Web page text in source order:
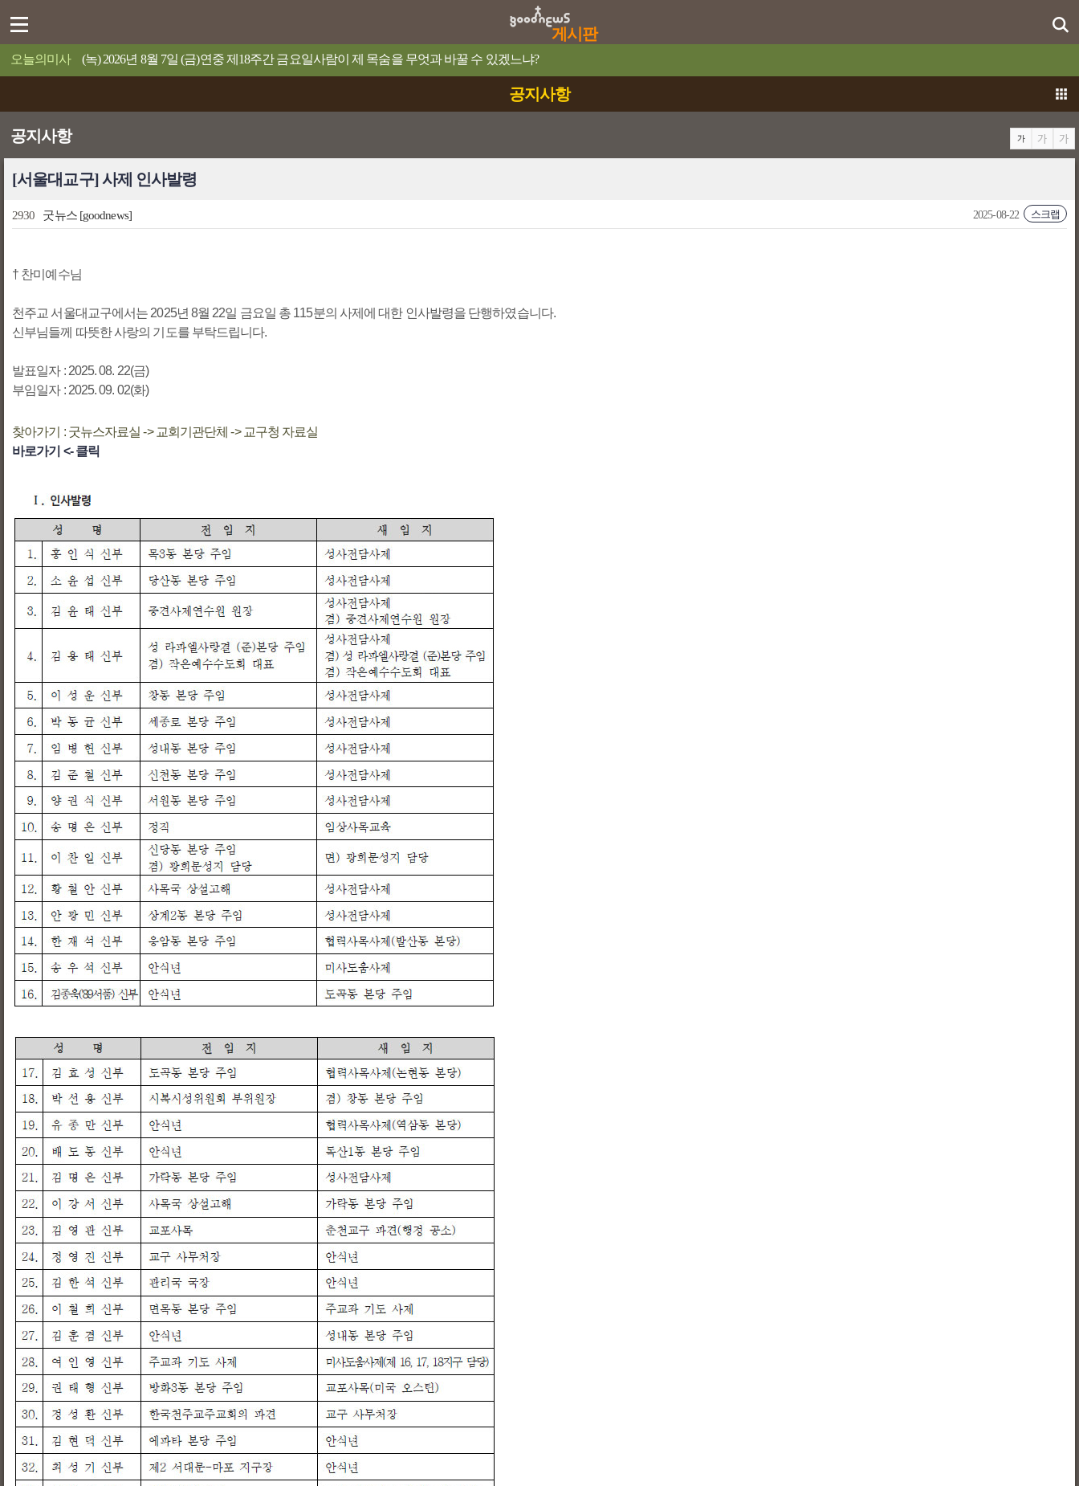
게시판
오늘의미사 (녹) 2026년 8월 7일 (금)연중 제18주간 금요일사람이 제 목숨을 무엇과 바꿀 수 있겠느냐?
공지사항
공지사항
[서울대교구] 사제 인사발령
2930 굿뉴스[goodnews] 스크랩
2025-08-22
† 찬미예수님
천주교 서울대교구에서는 2025년 8월 22일 금요일 총 115분의 사제에 대한 인사발령을 단행하였습니다.
신부님들께 따뜻한 사랑의 기도를 부탁드립니다.
발표일자 : 2025. 08. 22(금)
부임일자 : 2025. 09. 02(화)
찾아가기 : 굿뉴스자료실 -> 교회기관단체 -> 교구청 자료실
바로가기 <- 클릭